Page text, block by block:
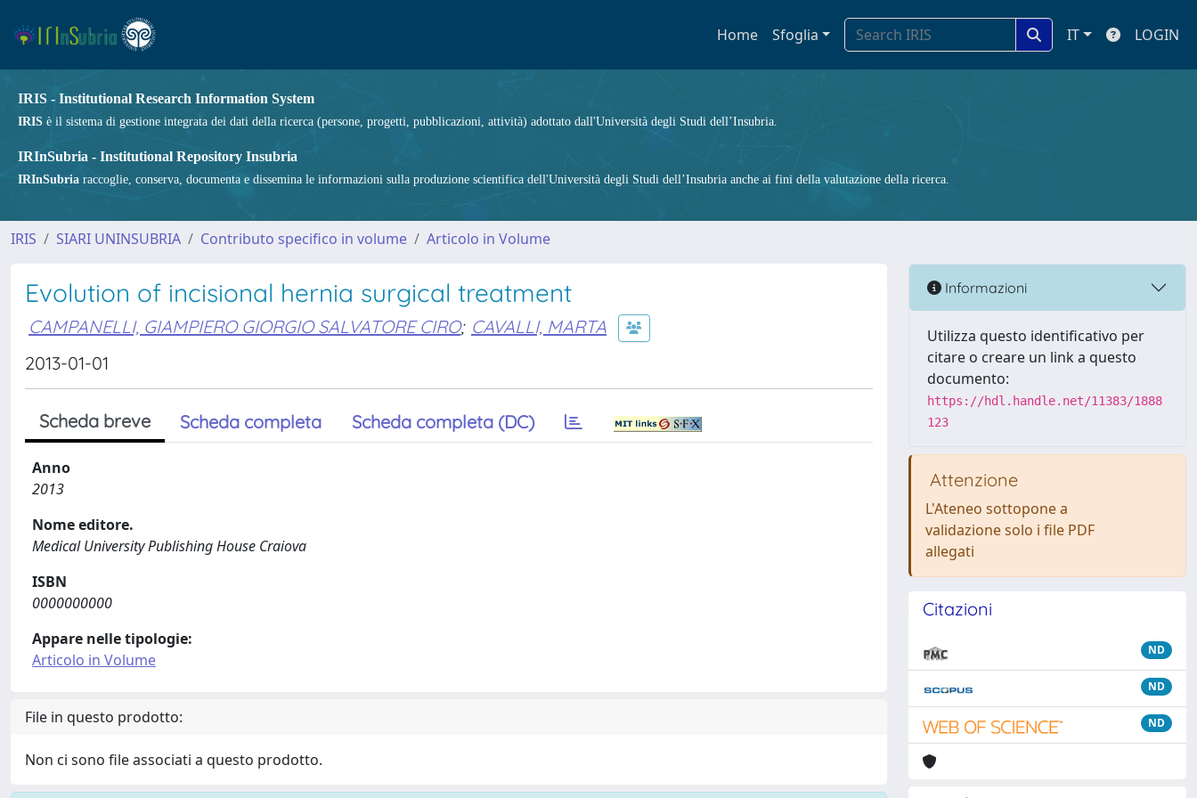
Home Sfoglia IT LOGIN
IRIS - Institutional Research Information System
IRIS è il sistema di gestione integrata dei dati della ricerca (persone, progetti, pubblicazioni, attività) adottato dall'Università degli Studi dell’Insubria.
IRInSubria - Institutional Repository Insubria
IRInSubria raccoglie, conserva, documenta e dissemina le informazioni sulla produzione scientifica dell'Università degli Studi dell’Insubria anche ai fini della valutazione della ricerca.
IRIS SIARI UNINSUBRIA Contributo specifico in volume Articolo in Volume
Evolution of incisional hernia surgical treatment
CAMPANELLI, GIAMPIERO GIORGIO SALVATORE CIRO; CAVALLI, MARTA
2013-01-01
Scheda breve Scheda completa Scheda completa (DC)
Anno
2013
Nome editore.
Medical University Publishing House Craiova
ISBN
0000000000
Appare nelle tipologie:
Articolo in Volume
File in questo prodotto:
Non ci sono file associati a questo prodotto.
Informazioni
Utilizza questo identificativo per
citare o creare un link a questo
documento:
https://hdl.handle.net/11383/1888
123
Attenzione
L'Ateneo sottopone a
validazione solo i file PDF
allegati
Citazioni
ND
ND
ND